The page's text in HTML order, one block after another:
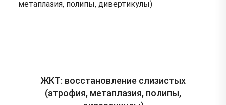
ЖКТ: восстановление слизистых
(атрофия, метаплазия, полипы,